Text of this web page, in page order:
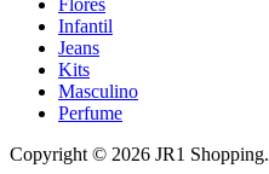
Flores
Infantil
Jeans
Kits
Masculino
Perfume
Copyright © 2026 JR1 Shopping.